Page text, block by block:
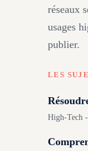
réseaux
usages
publier.
LES
High-Tech